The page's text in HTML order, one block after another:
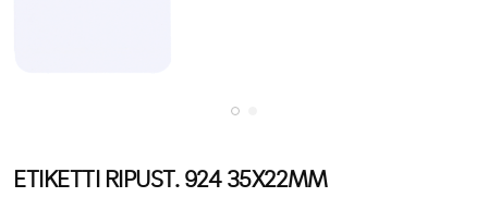
ETIKETTI RIPUST. 924 35X22MM